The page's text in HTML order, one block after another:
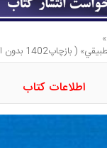
»
بدون اصلاح )
اطلاعات کتاب